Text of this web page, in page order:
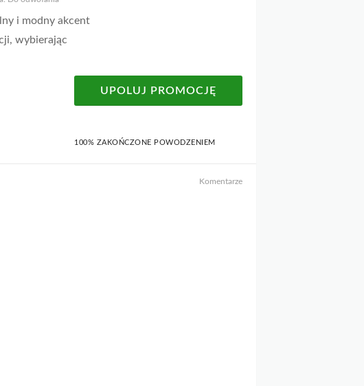
i modny akcent
wybierając
UPOLUJ PROMOCJĘ
100% ZAKOŃCZONE POWODZENIEM
Komentarze